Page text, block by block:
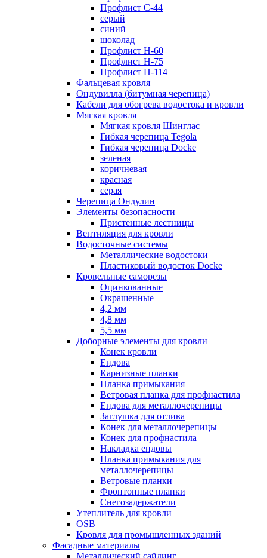
Профлист С-44
серый
синий
шоколад
Профлист Н-60
Профлист Н-75
Профлист H-114
Фальцевая кровля
Ондувилла (битумная черепица)
Кабели для обогрева водостока и кровли
Мягкая кровля
Мягкая кровля Шинглас
Гибкая черепица Tegola
Гибкая черепица Docke
зеленая
коричневая
красная
серая
Черепица Ондулин
Элементы безопасности
Пристенные лестницы
Вентиляция для кровли
Водосточные системы
Металлические водостоки
Пластиковый водосток Docke
Кровельные саморезы
Оцинкованные
Окрашенные
4,2 мм
4,8 мм
5,5 мм
Доборные элементы для кровли
Конек кровли
Ендова
Карнизные планки
Планка примыкания
Ветровая планка для профнастила
Ендова для металлочерепицы
Заглушка для отлива
Конек для металлочерепицы
Конек для профнастила
Накладка ендовы
Планка примыкания для
металлочерепицы
Ветровые планки
Фронтонные планки
Снегозадержатели
Утеплитель для кровли
OSB
Кровля для промышленных зданий
Фасадные материалы
Металлический сайдинг